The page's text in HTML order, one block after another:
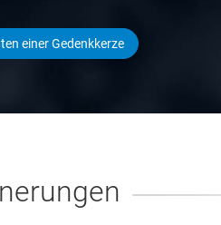
einer Gedenkkerze